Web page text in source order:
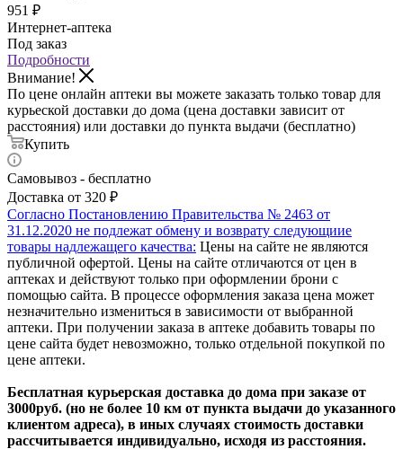
951 ₽
Интернет-аптека
Под заказ
Подробности
Внимание!
По цене онлайн аптеки вы можете заказать только товар для
курьеской доставки до дома (цена доставки зависит от
расстояния) или доставки до пункта выдачи (бесплатно)
Купить
Самовывоз - бесплатно
Доставка от 320 ₽
Согласно Постановлению Правительства № 2463 от
31.12.2020 не подлежат обмену и возврату следующиие
товары надлежащего качества: Цены на сайте не являются
публичной офертой. Цены на сайте отличаются от цен в
аптеках и действуют только при оформлении брони с
помощью сайта. В процессе оформления заказа цена может
незначительно измениться в зависимости от выбранной
аптеки. При получении заказа в аптеке добавить товары по
цене сайта будет невозможно, только отдельной покупкой по
цене аптеки.
Бесплатная курьерская доставка до дома при заказе от
3000руб. (но не более 10 км от пункта выдачи до указанного
клиентом адреса), в иных случаях стоимость доставки
рассчитывается индивидуально, исходя из расстояния.